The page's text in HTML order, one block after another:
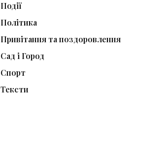
Події
Політика
Привітання та поздоровлення
Сад і Город
Спорт
Тексти